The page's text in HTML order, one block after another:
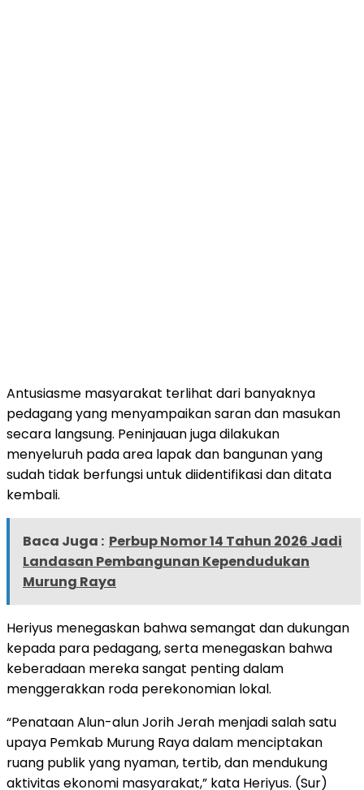
Antusiasme masyarakat terlihat dari banyaknya
pedagang yang menyampaikan saran dan masukan
secara langsung. Peninjauan juga dilakukan
menyeluruh pada area lapak dan bangunan yang
sudah tidak berfungsi untuk diidentifikasi dan ditata
kembali.
Baca Juga : Perbup Nomor 14 Tahun 2026 Jadi
Landasan Pembangunan Kependudukan
Murung Raya
Heriyus menegaskan bahwa semangat dan dukungan
kepada para pedagang, serta menegaskan bahwa
keberadaan mereka sangat penting dalam
menggerakkan roda perekonomian lokal.
“Penataan Alun-alun Jorih Jerah menjadi salah satu
upaya Pemkab Murung Raya dalam menciptakan
ruang publik yang nyaman, tertib, dan mendukung
aktivitas ekonomi masyarakat,” kata Heriyus. (Sur)